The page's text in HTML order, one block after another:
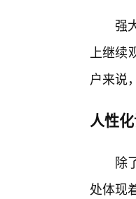
强
上继续
户来说
人性
除
处体现